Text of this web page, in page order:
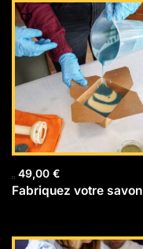
49,00 €
Fabriquez votre savon